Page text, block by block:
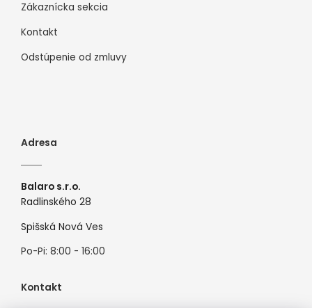
Zákaznícka sekcia
Kontakt
Odstúpenie od zmluvy
Adresa
Balaro s.r.o.
Radlinského 28
Spišská Nová Ves
Po-Pi: 8:00 - 16:00
Kontakt